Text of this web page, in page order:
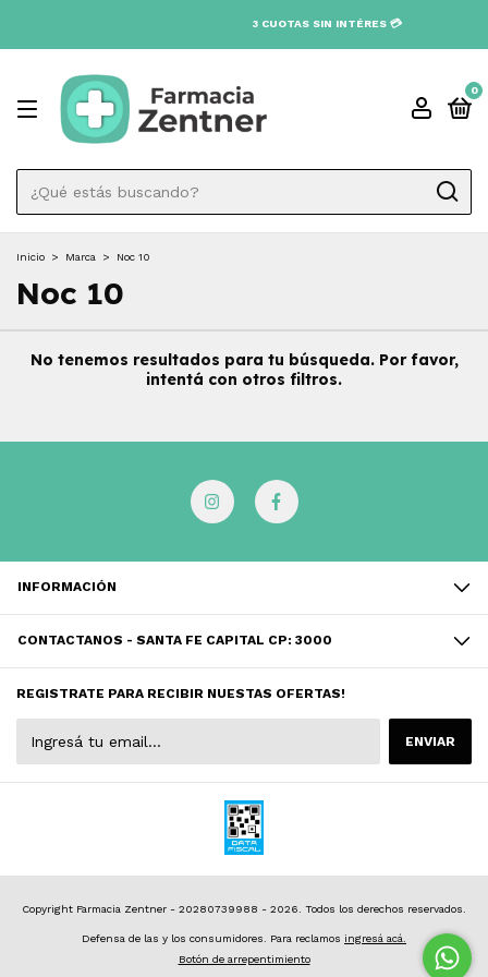
3 CUOTAS SIN INTÉRES 💳
0
Inicio > Marca > Noc 10
Noc 10
No tenemos resultados para tu búsqueda. Por favor,
intentá con otros filtros.
INFORMACIÓN
CONTACTANOS - SANTA FE CAPITAL CP: 3000
REGISTRATE PARA RECIBIR NUESTAS OFERTAS!
Copyright Farmacia Zentner - 20280739988 - 2026. Todos los derechos reservados.
Defensa de las y los consumidores. Para reclamos ingresá acá.
Botón de arrepentimiento